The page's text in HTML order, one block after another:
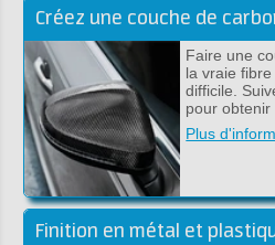
Faire une
la vraie
difficile.
pour obtenir
Plus